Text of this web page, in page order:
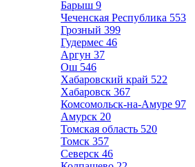
Барыш 9
Чеченская Республика 553
Грозный 399
Гудермес 46
Аргун 37
Ош 546
Хабаровский край 522
Хабаровск 367
Комсомольск-на-Амуре 97
Амурск 20
Томская область 520
Томск 357
Северск 46